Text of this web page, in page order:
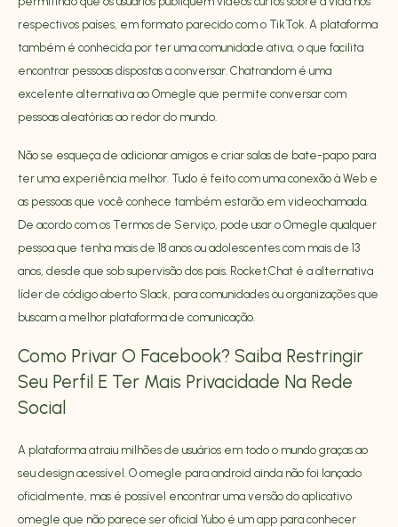
respectivos países, em formato parecido com o TikTok. A plataforma
também é conhecida por ter uma comunidade ativa, o que facilita
encontrar pessoas dispostas a conversar. Chatrandom é uma
excelente alternativa ao Omegle que permite conversar com
pessoas aleatórias ao redor do mundo.
Não se esqueça de adicionar amigos e criar salas de bate-papo para
ter uma experiência melhor. Tudo é feito com uma conexão à Web e
as pessoas que você conhece também estarão em videochamada.
De acordo com os Termos de Serviço, pode usar o Omegle qualquer
pessoa que tenha mais de 18 anos ou adolescentes com mais de 13
anos, desde que sob supervisão dos pais. Rocket.Chat é a alternativa
líder de código aberto Slack, para comunidades ou organizações que
buscam a melhor plataforma de comunicação.
Como Privar O Facebook? Saiba Restringir
Seu Perfil E Ter Mais Privacidade Na Rede
Social
A plataforma atraiu milhões de usuários em todo o mundo graças ao
seu design acessível. O omegle para android ainda não foi lançado
oficialmente, mas é possível encontrar uma versão do aplicativo
omegle que não parece ser oficial Yubo é um app para conhecer